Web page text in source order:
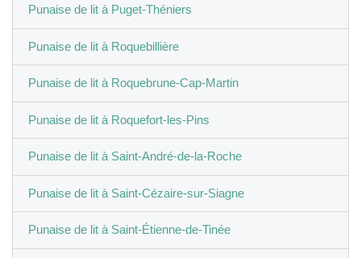
Punaise de lit à Puget-Théniers
Punaise de lit à Roquebillière
Punaise de lit à Roquebrune-Cap-Martin
Punaise de lit à Roquefort-les-Pins
Punaise de lit à Saint-André-de-la-Roche
Punaise de lit à Saint-Cézaire-sur-Siagne
Punaise de lit à Saint-Étienne-de-Tinée